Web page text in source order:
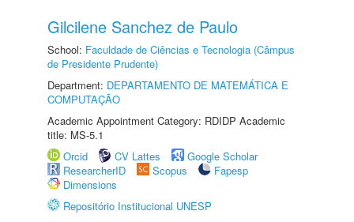
Gilcilene Sanchez de Paulo
School: Faculdade de Ciências e Tecnologia (Câmpus
de Presidente Prudente)
Department: DEPARTAMENTO DE MATEMÁTICA E
COMPUTAÇÃO
Academic Appointment Category: RDIDP Academic
title: MS-5.1
Orcid
CV Lattes
Google Scholar
ResearcherID
Scopus
Fapesp
Dimensions
Repositório Institucional UNESP